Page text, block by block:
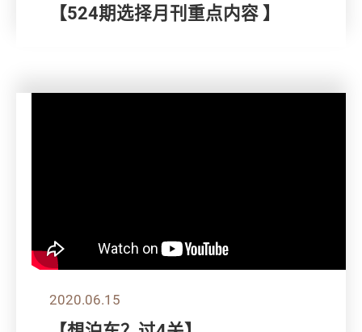
【524期选择月刊重点内容 】
2020.06.15